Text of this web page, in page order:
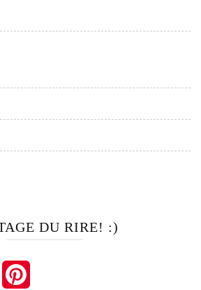
DU RIRE! :)